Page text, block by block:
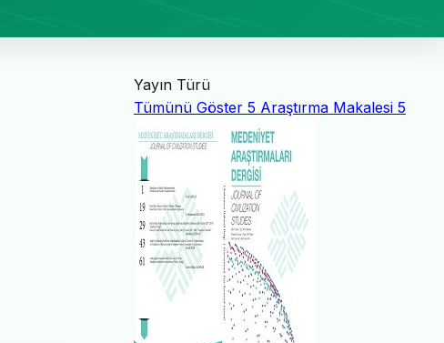
Yayın Türü
Tümünü Göster 5 Araştırma Makalesi 5